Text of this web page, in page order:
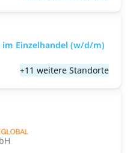
Einzelhandel (w/d/m)
+11 weitere Standorte